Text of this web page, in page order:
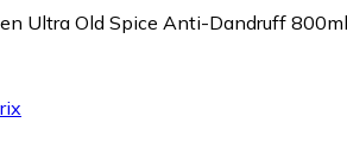
Ultra Old Spice Anti-Dandruff 800ml